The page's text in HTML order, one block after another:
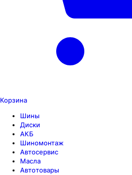
Корзина
Шины
Диски
АКБ
Шиномонтаж
Автосервис
Масла
Автотовары